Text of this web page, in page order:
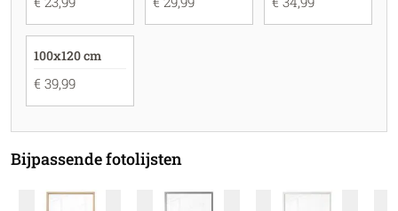
100x120 cm
€ 39,99
Bijpassende fotolijsten